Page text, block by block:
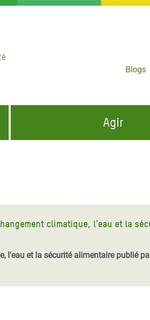
Blogs
en Afrique de
Yémen
Agir
climatique, l'eau et la
l'eau et la sécurité alimentaire publié